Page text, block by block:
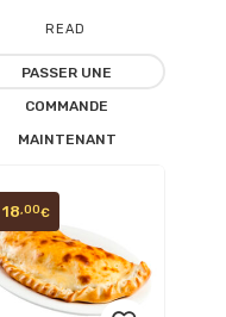
READ
MORE
PASSER UNE
COMMANDE
MAINTENANT
18 ,00€